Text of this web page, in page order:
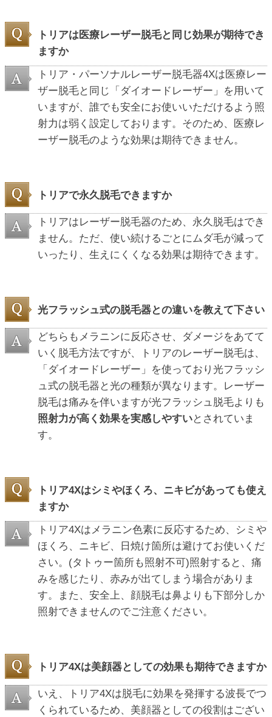
トリアは医療レーザー脱毛と同じ効果が期待でき
ますか
トリア・パーソナルレーザー脱毛器4Xは医療レー
ザー脱毛と同じ「ダイオードレーザー」を用いて
いますが、誰でも安全にお使いいただけるよう照
射力は弱く設定しております。そのため、医療レ
ーザー脱毛のような効果は期待できません。
トリアで永久脱毛できますか
トリアはレーザー脱毛器のため、永久脱毛はでき
ません。ただ、使い続けるごとにムダ毛が減って
いったり、生えにくくなる効果は期待できます。
光フラッシュ式の脱毛器との違いを教えて下さい
どちらもメラニンに反応させ、ダメージをあてて
いく脱毛方法ですが、トリアのレーザー脱毛は、
「ダイオードレーザー」を使っており光フラッシ
ュ式の脱毛器と光の種類が異なります。レーザー
脱毛は痛みを伴いますが光フラッシュ脱毛よりも
照射力が高く効果を実感しやすいとされていま
す。
トリア4Xはシミやほくろ、ニキビがあっても使え
ますか
トリア4Xはメラニン色素に反応するため、シミや
ほくろ、ニキビ、日焼け箇所は避けてお使いくだ
さい。(タトゥー箇所も照射不可)照射すると、痛
みを感じたり、赤みが出てしまう場合がありま
す。また、安全上、顔脱毛は鼻よりも下部分しか
照射できませんのでご注意ください。
トリア4Xは美顔器としての効果も期待できますか
いえ、トリア4Xは脱毛に効果を発揮する波長でつ
くられているため、美顔器としての役割はござい